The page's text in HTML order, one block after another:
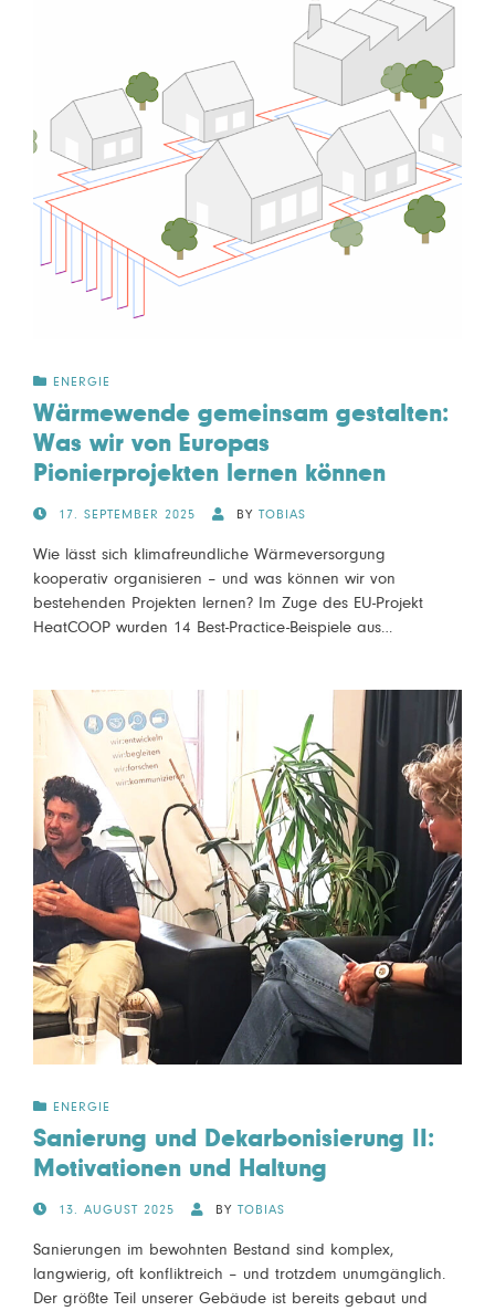
ENERGIE
Wärmewende gemeinsam gestalten:
Was wir von Europas
Pionierprojekten lernen können
POSTED17. SEPTEMBER 2025 BY TOBIAS
Wie lässt sich klimafreundliche Wärmeversorgung
kooperativ organisieren – und was können wir von
bestehenden Projekten lernen? Im Zuge des EU-Projekt
HeatCOOP wurden 14 Best-Practice-Beispiele aus…
ENERGIE
Sanierung und Dekarbonisierung II:
Motivationen und Haltung
POSTED13. AUGUST 2025 BY TOBIAS
Sanierungen im bewohnten Bestand sind komplex,
langwierig, oft konfliktreich – und trotzdem unumgänglich.
Der größte Teil unserer Gebäude ist bereits gebaut und